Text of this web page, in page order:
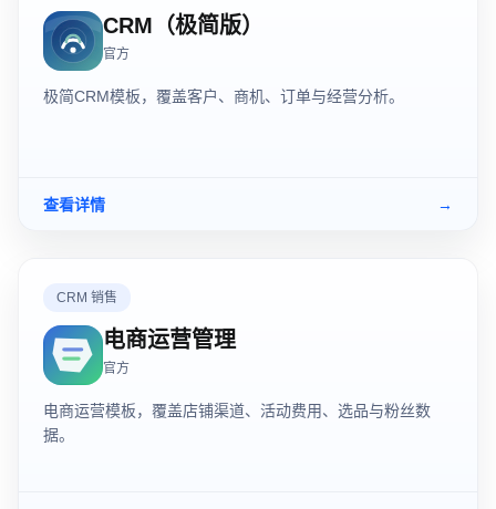
CRM（极简版）
官方
极简CRM模板，覆盖客户、商机、订单与经营分析。
查看详情 →
CRM 销售
电商运营管理
官方
电商运营模板，覆盖店铺渠道、活动费用、选品与粉丝数
据。